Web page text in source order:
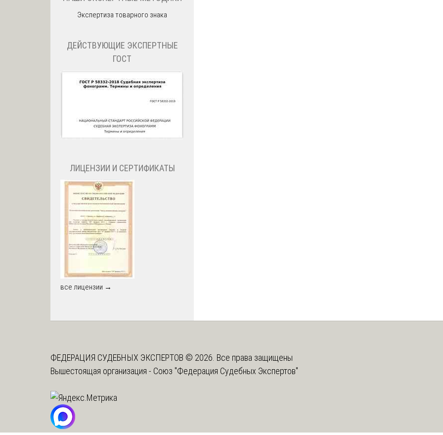
Экспертиза товарного знака
ДЕЙСТВУЮЩИЕ ЭКСПЕРТНЫЕ
ГОСТ
ЛИЦЕНЗИИ И СЕРТИФИКАТЫ
все лицензии →
ФЕДЕРАЦИЯ СУДЕБНЫХ ЭКСПЕРТОВ © 2026. Все права защищены
Вышестоящая организация - Союз "Федерация Судебных Экспертов"